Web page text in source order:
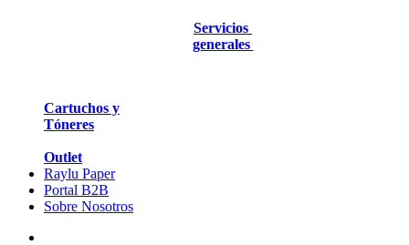
Servicios
generales
Cartuchos y
Tóneres
Outlet
Raylu Paper
Portal B2B
Sobre Nosotros